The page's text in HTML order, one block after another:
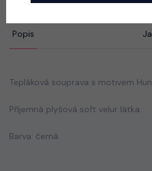
Popis
Tepláková souprava s motivem
Příjemná plyšová soft velur látka.
Barva: černá